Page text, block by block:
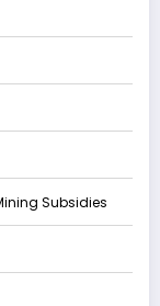
Subsidies